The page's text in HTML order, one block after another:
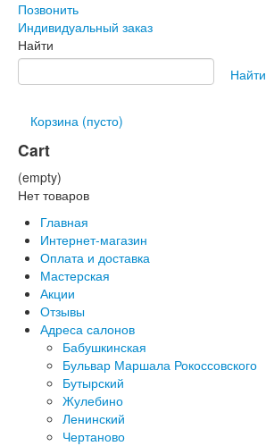
Позвонить
Индивидуальный заказ
Найти
Найти
Корзина (пусто)
Cart
(empty)
Нет товаров
Главная
Интернет-магазин
Оплата и доставка
Мастерская
Акции
Отзывы
Адреса салонов
Бабушкинская
Бульвар Маршала Рокоссовского
Бутырский
Жулебино
Ленинский
Чертаново